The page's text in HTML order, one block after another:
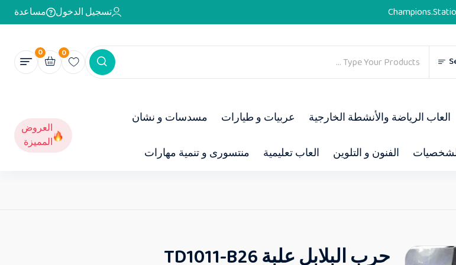
تسجيل الدخول مساعدة
0
0
العاب الرياضة والأنشطة الخارجية عربيات و طيارات مسدسات و نشان
الفنون و التلوين العاب تعليمية منتسورى و تنمية مهارات
العروض
المميزة
حرب البلابل علبة TD1011-B26